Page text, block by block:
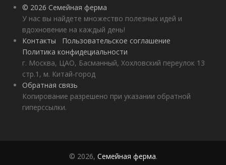
© 2026 Семейная ферма
У нас вы найдете множество полезных идей и
вдохновение на каждый день!
Контакты
Пользовательское соглашение
Политика конфидециальности
г. Москва, ЦАО, Басманный, Хохловский переулок 13
стр.1, м. Китай-город
Обратная связь
Копирование разрешено при указании обратной
гиперссылки.
© 2026, Семейная ферма.